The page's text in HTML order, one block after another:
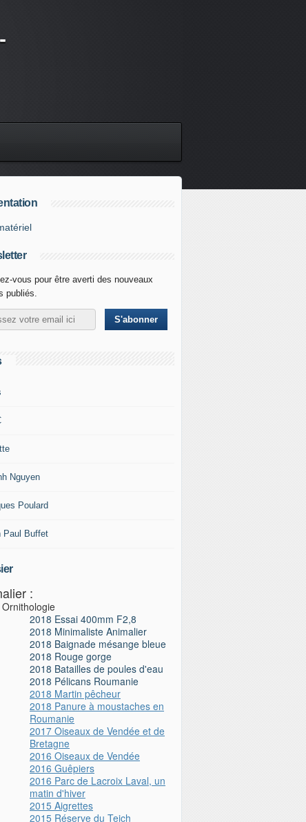
vous pour être averti des nouveaux
publiés.
Nguyen
Poulard
Paul Buffet
:
Ornithologie
2018 Essai 400mm F2,8
2018 Minimaliste Animalier
2018 Baignade mésange bleue
2018 Rouge gorge
2018 Batailles de poules d'eau
2018 Pélicans Roumanie
2018 Martin pêcheur
2018 Panure à moustaches en
Roumanie
2017 Oiseaux de Vendée et de
Bretagne
2016 Oiseaux de Vendée
2016 Guêpiers
2016 Parc de Lacroix Laval, un
matin d'hiver
2015 Aigrettes
2015 Réserve du Teich